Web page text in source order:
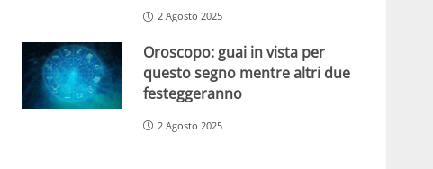
2 Agosto 2025
Oroscopo: guai in vista per
questo segno mentre altri due
festeggeranno
2 Agosto 2025